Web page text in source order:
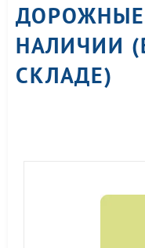
НАЛИЧИИ
СКЛАДЕ)